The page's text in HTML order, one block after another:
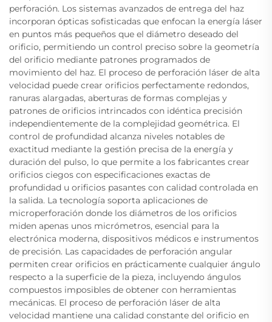
perforación. Los sistemas avanzados de entrega del haz
incorporan ópticas sofisticadas que enfocan la energía láser
en puntos más pequeños que el diámetro deseado del
orificio, permitiendo un control preciso sobre la geometría
del orificio mediante patrones programados de
movimiento del haz. El proceso de perforación láser de alta
velocidad puede crear orificios perfectamente redondos,
ranuras alargadas, aberturas de formas complejas y
patrones de orificios intrincados con idéntica precisión
independientemente de la complejidad geométrica. El
control de profundidad alcanza niveles notables de
exactitud mediante la gestión precisa de la energía y
duración del pulso, lo que permite a los fabricantes crear
orificios ciegos con especificaciones exactas de
profundidad u orificios pasantes con calidad controlada en
la salida. La tecnología soporta aplicaciones de
microperforación donde los diámetros de los orificios
miden apenas unos micrómetros, esencial para la
electrónica moderna, dispositivos médicos e instrumentos
de precisión. Las capacidades de perforación angular
permiten crear orificios en prácticamente cualquier ángulo
respecto a la superficie de la pieza, incluyendo ángulos
compuestos imposibles de obtener con herramientas
mecánicas. El proceso de perforación láser de alta
velocidad mantiene una calidad constante del orificio en